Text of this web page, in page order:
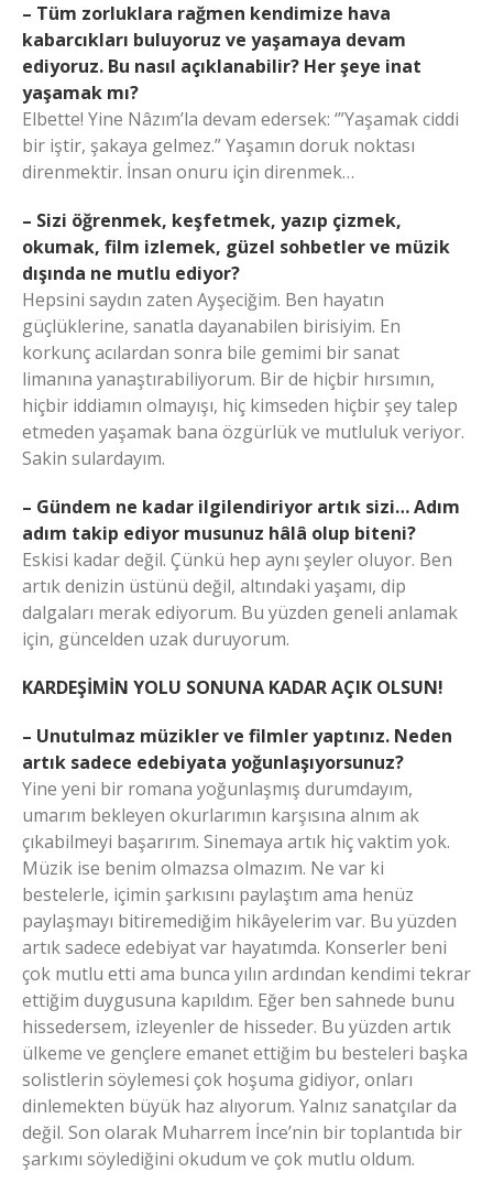
– Tüm zorluklara rağmen kendimize hava
kabarcıkları buluyoruz ve yaşamaya devam
ediyoruz. Bu nasıl açıklanabilir? Her şeye inat
yaşamak mı?
Elbette! Yine Nâzım’la devam edersek: ‘”Yaşamak ciddi
bir iştir, şakaya gelmez.” Yaşamın doruk noktası
direnmektir. İnsan onuru için direnmek…
– Sizi öğrenmek, keşfetmek, yazıp çizmek,
okumak, film izlemek, güzel sohbetler ve müzik
dışında ne mutlu ediyor?
Hepsini saydın zaten Ayşeciğim. Ben hayatın
güçlüklerine, sanatla dayanabilen birisiyim. En
korkunç acılardan sonra bile gemimi bir sanat
limanına yanaştırabiliyorum. Bir de hiçbir hırsımın,
hiçbir iddiamın olmayışı, hiç kimseden hiçbir şey talep
etmeden yaşamak bana özgürlük ve mutluluk veriyor.
Sakin sulardayım.
– Gündem ne kadar ilgilendiriyor artık sizi… Adım
adım takip ediyor musunuz hâlâ olup biteni?
Eskisi kadar değil. Çünkü hep aynı şeyler oluyor. Ben
artık denizin üstünü değil, altındaki yaşamı, dip
dalgaları merak ediyorum. Bu yüzden geneli anlamak
için, güncelden uzak duruyorum.
KARDEŞİMİN YOLU SONUNA KADAR AÇIK OLSUN!
– Unutulmaz müzikler ve filmler yaptınız. Neden
artık sadece edebiyata yoğunlaşıyorsunuz?
Yine yeni bir romana yoğunlaşmış durumdayım,
umarım bekleyen okurlarımın karşısına alnım ak
çıkabilmeyi başarırım. Sinemaya artık hiç vaktim yok.
Müzik ise benim olmazsa olmazım. Ne var ki
bestelerle, içimin şarkısını paylaştım ama henüz
paylaşmayı bitiremediğim hikâyelerim var. Bu yüzden
artık sadece edebiyat var hayatımda. Konserler beni
çok mutlu etti ama bunca yılın ardından kendimi tekrar
ettiğim duygusuna kapıldım. Eğer ben sahnede bunu
hissedersem, izleyenler de hisseder. Bu yüzden artık
ülkeme ve gençlere emanet ettiğim bu besteleri başka
solistlerin söylemesi çok hoşuma gidiyor, onları
dinlemekten büyük haz alıyorum. Yalnız sanatçılar da
değil. Son olarak Muharrem İnce’nin bir toplantıda bir
şarkımı söylediğini okudum ve çok mutlu oldum.